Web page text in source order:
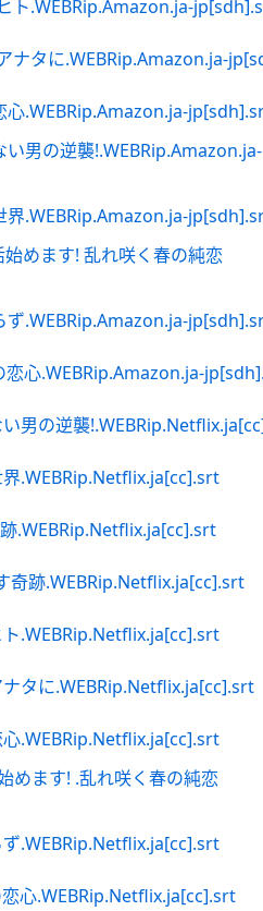
ト.WEBRip.Amazon.ja-
ナタに.WEBRip.Amazon.ja-
心.WEBRip.Amazon.ja-
男の逆襲!.WEBRip.Amazon.ja-
界.WEBRip.Amazon.ja-
めます! 乱れ咲く春の純恋
ず.WEBRip.Amazon.ja-
恋心.WEBRip.Amazon.ja-
男の逆襲
界.WEBRip.Netflix.ja[cc].srt
.WEBRip.Netflix.ja[cc].srt
奇跡.WEBRip.Netflix.ja[cc].srt
ト.WEBRip.Netflix.ja[cc].srt
タに.WEBRip.Netflix.ja[cc].srt
心.WEBRip.Netflix.ja[cc].srt
めます! .乱れ咲く春の純恋
ず.WEBRip.Netflix.ja[cc].srt
心.WEBRip.Netflix.ja[cc].srt